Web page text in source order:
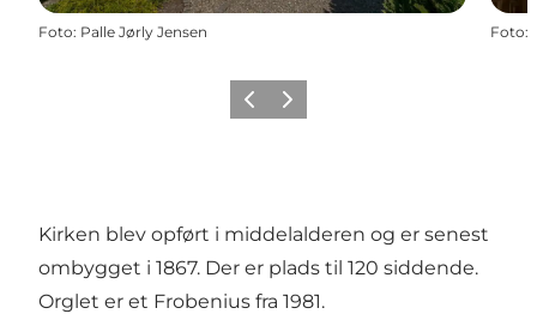
Foto: Palle Jørly Jensen Foto:
ForrigeNæste
Kirken blev opført i middelalderen og er senest
ombygget i 1867. Der er plads til 120 siddende.
Orglet er et Frobenius fra 1981.